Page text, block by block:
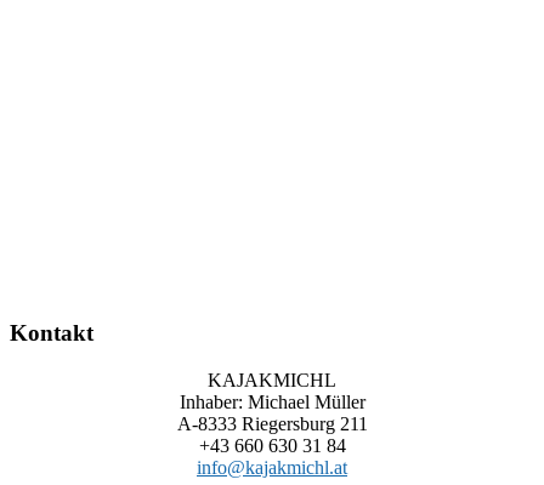
Kontakt
KAJAKMICHL
Inhaber: Michael Müller
A-8333 Riegersburg 211
+43 660 630 31 84
info@kajakmichl.at